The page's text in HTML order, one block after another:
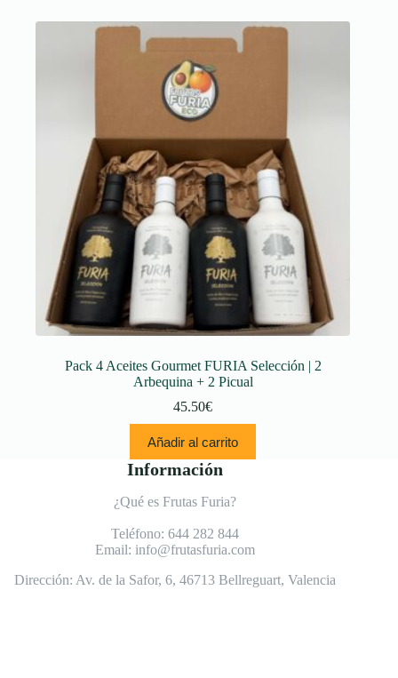
Pack 4 Aceites Gourmet FURIA Selección | 2
Arbequina + 2 Picual
45.50€
Añadir al carrito
Información
¿Qué es Frutas Furia?
Teléfono:644 282 844
Email: info@frutasfuria.com
Dirección: Av. de la Safor, 6, 46713 Bellreguart, Valencia